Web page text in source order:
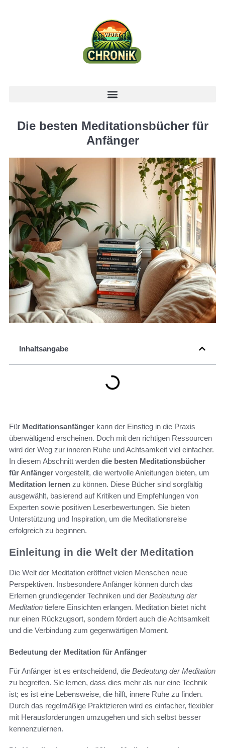
Die besten Meditationsbücher für
Anfänger
Inhaltsangabe
Für Meditationsanfänger kann der Einstieg in die Praxis
überwältigend erscheinen. Doch mit den richtigen Ressourcen
wird der Weg zur inneren Ruhe und Achtsamkeit viel einfacher.
In diesem Abschnitt werden die besten Meditationsbücher
für Anfänger vorgestellt, die wertvolle Anleitungen bieten, um
Meditation lernen zu können. Diese Bücher sind sorgfältig
ausgewählt, basierend auf Kritiken und Empfehlungen von
Experten sowie positiven Leserbewertungen. Sie bieten
Unterstützung und Inspiration, um die Meditationsreise
erfolgreich zu beginnen.
Einleitung in die Welt der Meditation
Die Welt der Meditation eröffnet vielen Menschen neue
Perspektiven. Insbesondere Anfänger können durch das
Erlernen grundlegender Techniken und der Bedeutung der
Meditation tiefere Einsichten erlangen. Meditation bietet nicht
nur einen Rückzugsort, sondern fördert auch die Achtsamkeit
und die Verbindung zum gegenwärtigen Moment.
Bedeutung der Meditation für Anfänger
Für Anfänger ist es entscheidend, die Bedeutung der Meditation
zu begreifen. Sie lernen, dass dies mehr als nur eine Technik
ist; es ist eine Lebensweise, die hilft, innere Ruhe zu finden.
Durch das regelmäßige Praktizieren wird es einfacher, flexibler
mit Herausforderungen umzugehen und sich selbst besser
kennenzulernen.